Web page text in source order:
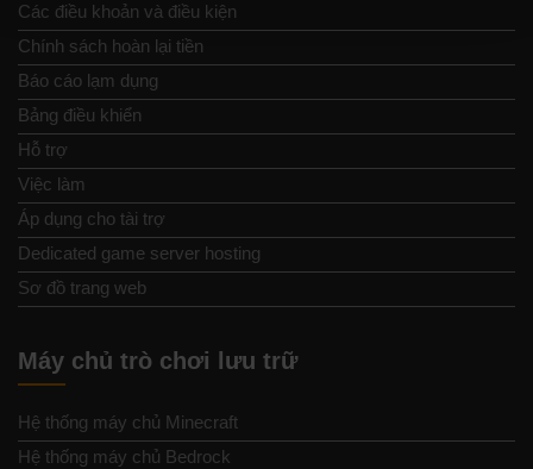
Các điều khoản và điều kiện
Chính sách hoàn lại tiền
Báo cáo lạm dụng
Bảng điều khiển
Hỗ trợ
Việc làm
Áp dụng cho tài trợ
Dedicated game server hosting
Sơ đồ trang web
Máy chủ trò chơi lưu trữ
Hệ thống máy chủ Minecraft
Hệ thống máy chủ Bedrock